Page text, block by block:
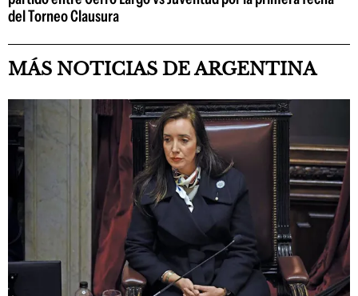
del Torneo Clausura
MÁS NOTICIAS DE ARGENTINA